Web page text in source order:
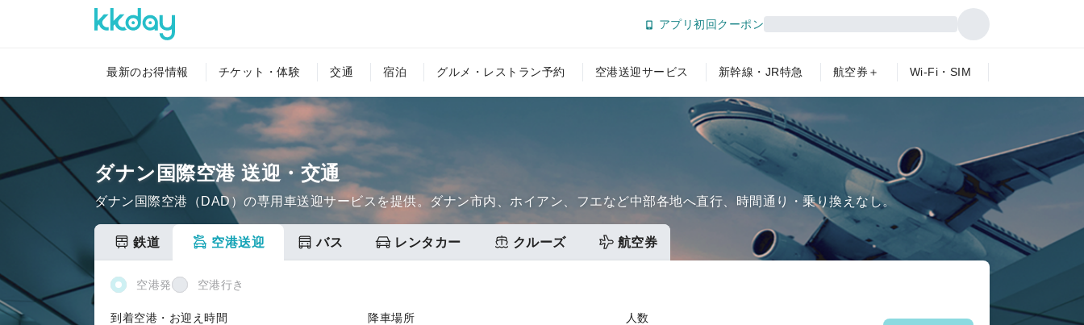
アプリ初回クーポン
最新のお得情報 チケット・体験 交通 宿泊 グルメ・レストラン予約 空港送迎サービス 新幹線・JR特急 航空券＋ Wi-Fi・SIM
旅行関連サービス ショッピング
ダナン国際空港 送迎・交通
ダナン国際空港（DAD）の専用車送迎サービスを提供。ダナン市内、ホイアン、フエなど中部各地へ直行、時間通り・乗り換えなし。
鉄道 空港送迎 バス レンタカー クルーズ 航空券
空港発 空港行き
到着空港・お迎え時間 降車場所 人数